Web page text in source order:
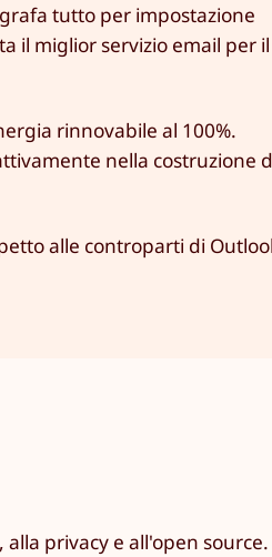
tutto per impostazione
il miglior servizio email per il
rinnovabile al 100%.
nella costruzione
alle controparti di
privacy e all'open source.